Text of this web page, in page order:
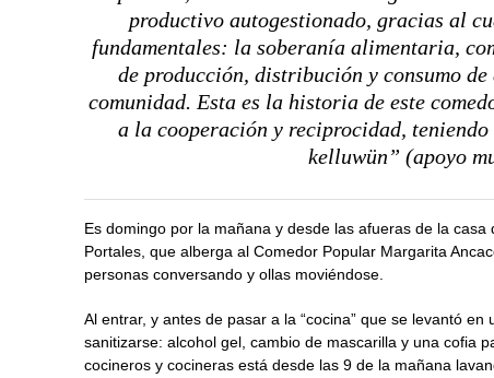
productivo autogestionado, gracias al
fundamentales: la soberanía alimentaria,
de producción, distribución y consumo
comunidad. Esta es la historia de este
a la cooperación y reciprocidad,
kelluwün” (apoyo
Es domingo por la mañana y desde las afueras de la
Portales, que alberga al Comedor Popular Margarita
personas conversando y ollas moviéndose.
Al entrar, y antes de pasar a la “cocina” que se levantó
sanitizarse: alcohol gel, cambio de mascarilla y una cofia
cocineros y cocineras está desde las 9 de la mañana